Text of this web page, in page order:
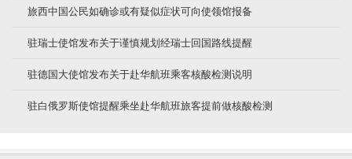
旅西中国公民如确诊或有疑似症状可向使领馆报备
驻瑞士使馆发布关于谨慎规划经瑞士回国路线提醒
驻德国大使馆发布关于赴华航班乘客核酸检测说明
驻白俄罗斯使馆提醒乘坐赴华航班旅客提前做核酸检测